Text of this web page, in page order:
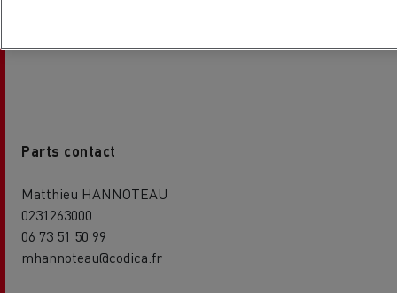
Parts contact
Matthieu HANNOTEAU
0231263000
06 73 51 50 99
mhannoteau@codica.fr